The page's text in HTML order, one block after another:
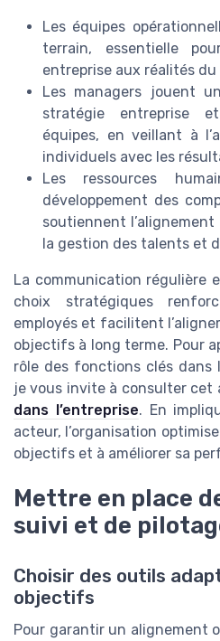
Les équipes
terrain, essentielle
entreprise aux réalités
Les managers jouent
stratégie entreprise
équipes, en veillant à
individuels avec les
Les ressources
développement des
soutiennent
la gestion des talents et
La communication régulière
choix stratégiques
employés et facilitent
objectifs à long terme. Pour
rôle des fonctions clés dans
je vous invite à consulter cet
dans l’entreprise. En
acteur, l’organisation
objectifs et à améliorer sa
Mettre en place
suivi et de
Choisir des outils
objectifs
Pour garantir un alignement